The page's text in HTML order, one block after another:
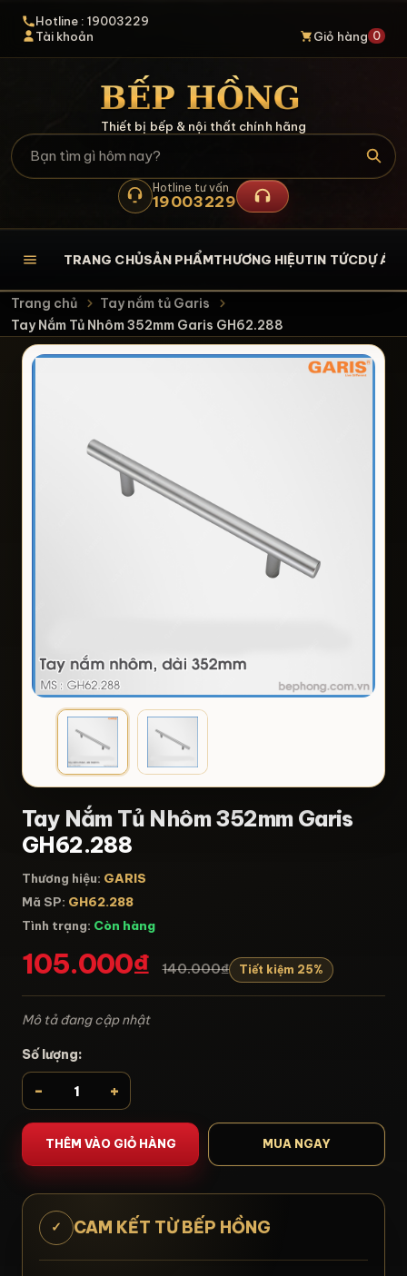
Hotline : 19003229
Tài khoản
Giỏ hàng 0
Thiết bị bếp & nội thất chính hãng
Hotline tư vấn
19003229
TRANG CHỦSẢN PHẨMTHƯƠNG HIỆUTIN TỨCDỰ ÁN
Trang chủ
Tay nắm tủ Garis
Tay Nắm Tủ Nhôm 352mm Garis GH62.288
Tay Nắm Tủ Nhôm 352mm Garis
GH62.288
Thương hiệu: GARIS
Mã SP: GH62.288
Tình trạng: Còn hàng
105.000₫ 140.000₫ Tiết kiệm 25%
Mô tả đang cập nhật
Số lượng:
- +
THÊM VÀO GIỎ HÀNG MUA NGAY
✓ CAM KẾT TỪ BẾP HỒNG